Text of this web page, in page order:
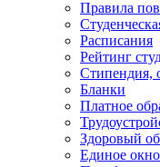
Правила
Расписания
Рейтинг
Стипендия,
Бланки
Платное
Здоровый
Единое